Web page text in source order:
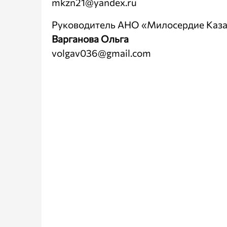
Руководитель АНО «Милосердие
Варганова Ольга
volgav036@gmail.com